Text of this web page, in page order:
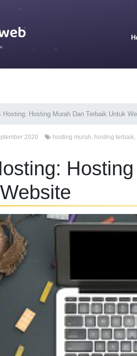
Hosting: Hosting Murah Dan Terbaik Untuk
2020 hosting murah, hosting terbaik,